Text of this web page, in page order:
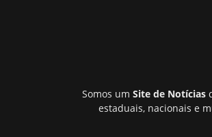
Somos umSite de Notícias
estaduais, nacionais e